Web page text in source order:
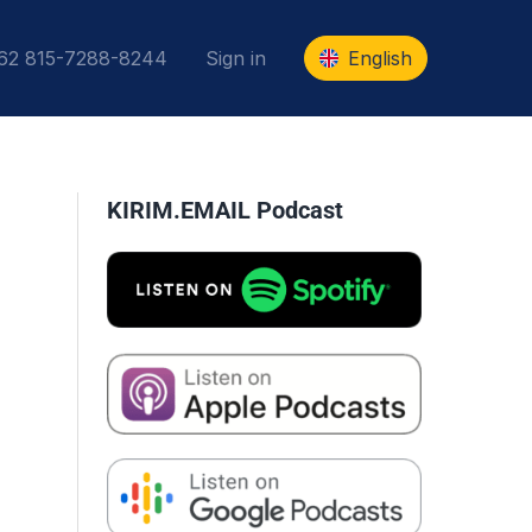
815-7288-8244 Sign in English
KIRIM.EMAIL Podcast